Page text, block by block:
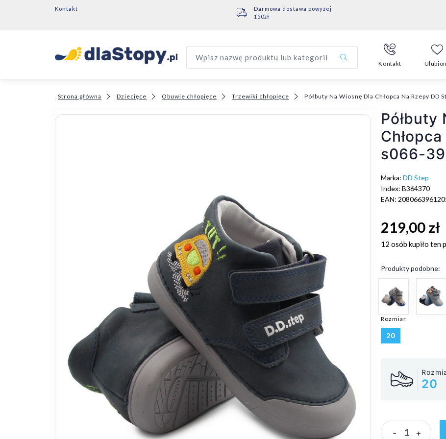
Kontakt
Darmowa dostawa powyżej
150zł
Wpisz nazwę produktu lub kategorii
Kontakt
Strona główna Dziecięce Obuwie chłopięce Trzewiki chłopięce Półbuty Na Wiosnę Dla Chłopca Na Rzepy DD
Półbuty
s066-
Marka: DD Step
Index: B364370
EAN:
219,00 zł
12 osób kupiło ten
Produkty podobne:
Rozmiar
20
20
- +